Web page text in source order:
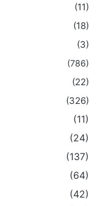
(11)
(18)
(3)
(786)
(22)
(326)
(11)
(24)
(137)
(64)
(42)